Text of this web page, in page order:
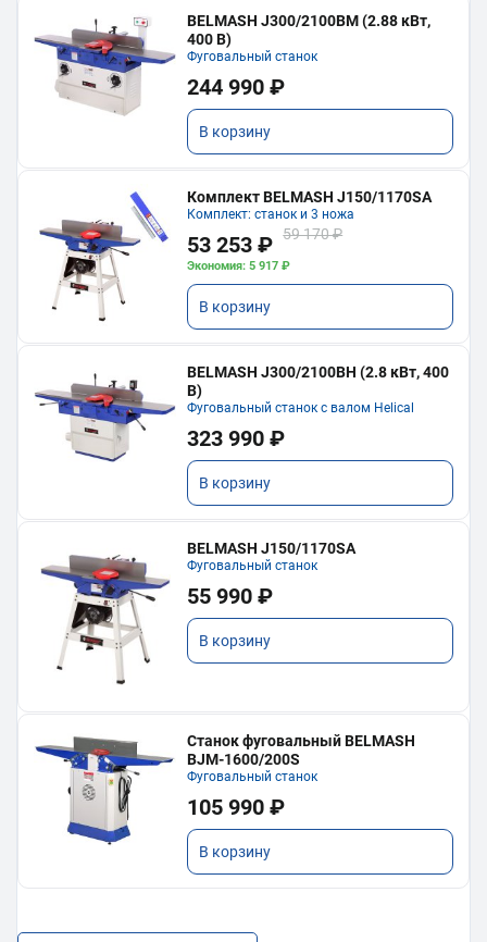
BELMASH J300/2100ВМ (2.88 кВт,
400 В)
Фуговальный станок
244 990 ₽
В корзину
Комплект BELMASH J150/1170SA
Комплект: станок и 3 ножа
53 253 ₽ 59 170 ₽
Экономия: 5 917 ₽
В корзину
BELMASH J300/2100ВH (2.8 кВт, 400
В)
Фуговальный станок с валом Helical
323 990 ₽
В корзину
BELMASH J150/1170SA
Фуговальный станок
55 990 ₽
В корзину
Станок фуговальный BELMASH
BJM-1600/200S
Фуговальный станок
105 990 ₽
В корзину